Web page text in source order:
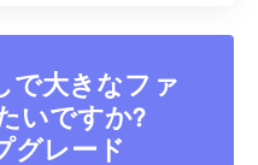
で大きなファ
いですか?
グレード